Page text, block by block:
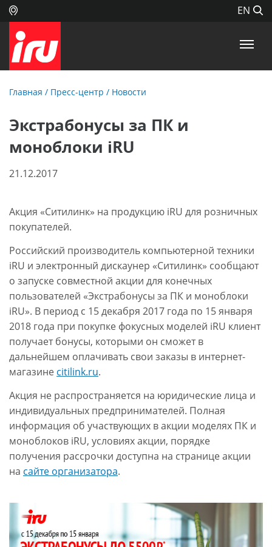
EN
Главная / Пресс-центр / Новости
Экстрабонусы за ПК и
моноблоки iRU
21.12.2017
Акция «Ситилинк» на продукцию iRU для розничных
покупателей.
Российский производитель компьютерной техники
iRU и электронный дискаунер «Ситилинк» сообщают
о запуске совместной акции для конечных
пользователей «Экстрабонусы за ПК и моноблоки
iRU». В период с 15 декабря 2017 года по 15 января
2018 года при покупке фокусных моделей iRU клиент
получает бонусы, которыми он сможет в
дальнейшем оплачивать свои заказы в интернет-
магазине citilink.ru.
Акция не распространяется на юридические лица и
индивидуальных предпринимателей. Полная
информация об участвующих в акции моделях ПК и
моноблоков iRU, условиях акции, порядке
получения рассрочки доступна на странице акции
на сайте организатора.